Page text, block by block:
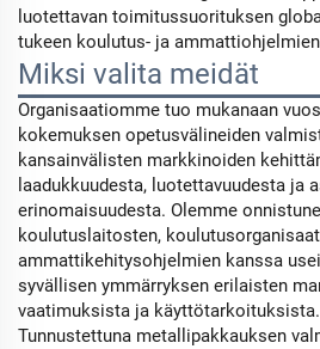
luotettavan toimitussuorituksen
tukeen koulutus- ja
Miksi valita meidät
Organisaatiomme tuo mukanaan
kokemuksen opetusvälineiden
kansainvälisten markkinoiden
laadukkuudesta, luotettavuudesta ja
erinomaisuudesta. Olemme
koulutuslaitosten,
ammattikehitysohjelmien kanssa
syvällisen ymmärryksen erilaisten
vaatimuksista ja käyttötarkoituksista.
Tunnustettuna metallipakkauksen